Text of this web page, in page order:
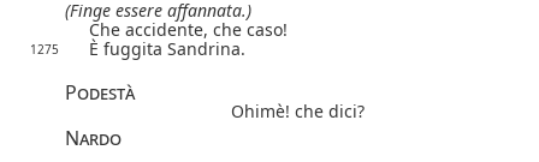
(Finge essere affannata.)
Che accidente, che caso!
1275 È fuggita Sandrina.
Podestà
Ohimè! che dici?
Nardo